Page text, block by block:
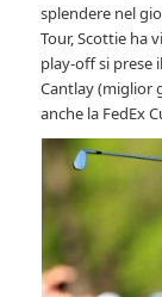
splendere nel
Tour, Scottie ha
play-off si prese
Cantlay (miglior
anche la FedEx